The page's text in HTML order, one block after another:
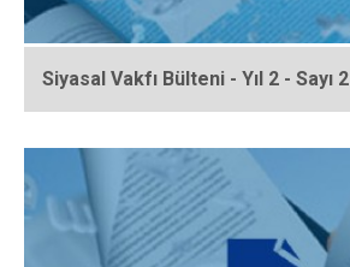
Siyasal Vakfı Bülteni - Yıl 2 - Sayı 2